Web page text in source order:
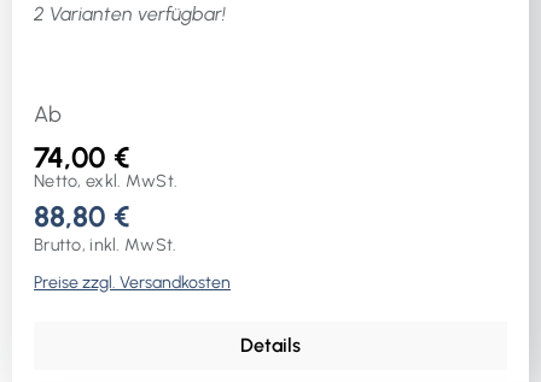
2 Varianten verfügbar!
Ab
74,00 €
Netto, exkl. MwSt.
88,80 €
Brutto, inkl. MwSt.
Preise zzgl. Versandkosten
Details